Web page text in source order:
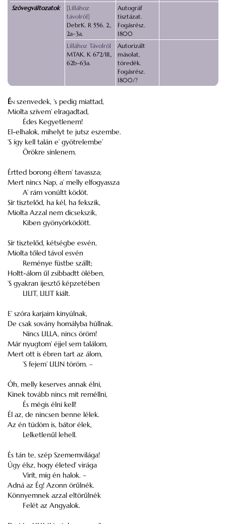
Szövegváltozatok
[Lillához
távolról]
DebrK. R 556. 2.,
2a–3a.
Autográf
tisztázat.
Fogásrész.
1800
Lillához Távolról
MTAK. K 672/III.,
62b–63a.
Autorizált
másolat,
töredék.
Fogásrész.
1800/?
Én szenvedek, ’s pedig miattad,
Miolta szívem’ elragadtad,
Édes Kegyetlenem!
El-elhalok, mihelyt te jutsz eszembe.
’S így kell talán e’ gyötrelembe’
Örökre sínlenem.
Értted borong éltem’ tavassza;
Mert nincs Nap, a’ melly elfogyassza
A’ rám vonúltt ködöt.
Sír tisztelőd, ha kél, ha fekszik,
Miolta Azzal nem dicsekszik,
Kiben gyönyörködött.
Sír tisztelőd, kétségbe esvén,
Miolta tőled távol esvén
Reménye füstbe szállt;
Holtt-álom űl zsibbadtt ölében,
’S gyakran ijesztő képzetében
LILIT, LILIT kiált.
E’ szóra karjaim kinyúlnak,
De csak sovány homályba húllnak.
Nincs LILLA, nincs öröm!
Már nyugtom’ éjjel sem találom,
Mert ott is ébren tart az álom,
’S fejem’ LILIN töröm. –
Óh, melly keserves annak élni,
Kinek tovább nincs mit reméllni,
És mégis élni kell!
Él az, de nincsen benne lélek.
Az én tüdöm is, bátor élek,
Lelketlenűl lehell.
És tán te, szép Szememvilága!
Úgy élsz, hogy életed’ virága
Virít, míg én halok. –
Adná az Ég! Azonn örűlnék.
Könnyemnek azzal eltörűlnék
Felét az Angyalok.